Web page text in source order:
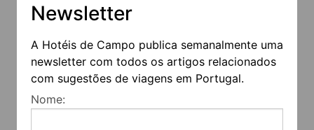
Newsletter
A Hotéis de Campo publica semanalmente uma
newsletter com todos os artigos relacionados
com sugestões de viagens em Portugal.
Nome: